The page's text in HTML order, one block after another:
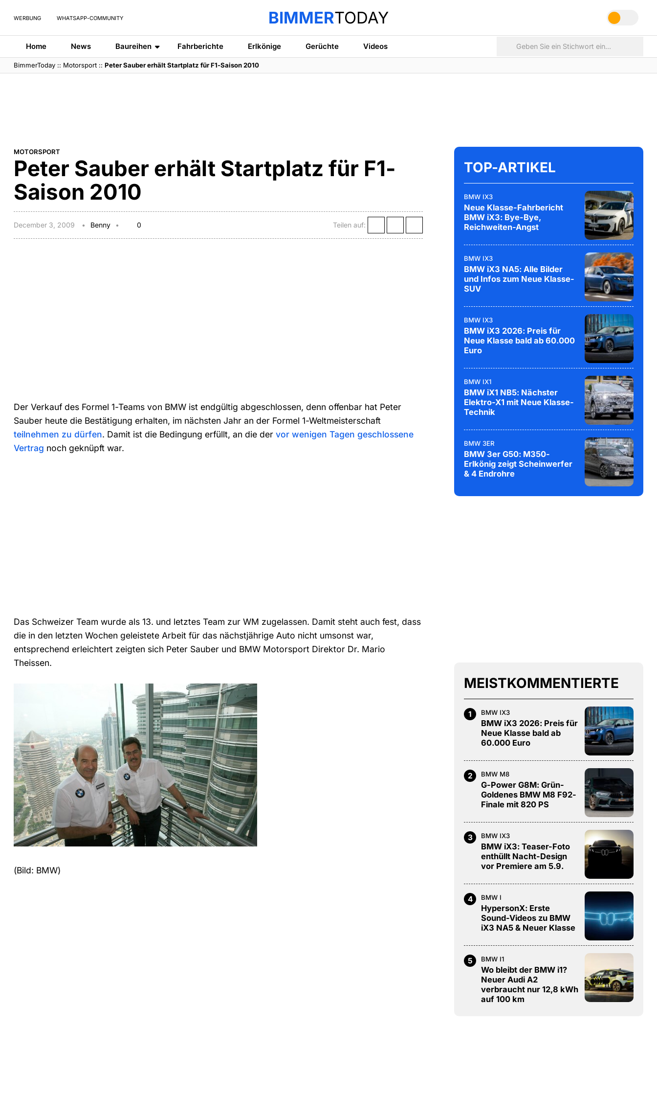
WERBUNG WHATSAPP-COMMUNITY BIMMERTODAY
Home News Baureihen Fahrberichte Erlkönige Gerüchte Videos
BimmerToday :: Motorsport ::Peter Sauber erhält Startplatz für F1-Saison 2010
MOTORSPORT
Peter Sauber erhält Startplatz für F1-
Saison 2010
December 3, 2009 Benny 0 Teilen auf:
Der Verkauf des Formel 1-Teams von BMW ist endgültig abgeschlossen, denn offenbar hat Peter
Sauber heute die Bestätigung erhalten, im nächsten Jahr an der Formel 1-Weltmeisterschaft
teilnehmen zu dürfen. Damit ist die Bedingung erfüllt, an die dervor wenigen Tagen geschlossene
Vertrag noch geknüpft war.
Das Schweizer Team wurde als 13. und letztes Team zur WM zugelassen. Damit steht auch fest, dass
die in den letzten Wochen geleistete Arbeit für das nächstjährige Auto nicht umsonst war,
entsprechend erleichtert zeigten sich Peter Sauber und BMW Motorsport Direktor Dr. Mario
Theissen.
(Bild: BMW)
TOP-ARTIKEL
BMW IX3
Neue Klasse-Fahrbericht
BMW iX3: Bye-Bye,
Reichweiten-Angst
BMW IX3
BMW iX3 NA5: Alle Bilder
und Infos zum Neue Klasse-
SUV
BMW IX3
BMW iX3 2026: Preis für
Neue Klasse bald ab 60.000
Euro
BMW IX1
BMW iX1 NB5: Nächster
Elektro-X1 mit Neue Klasse-
Technik
BMW 3ER
BMW 3er G50: M350-
Erlkönig zeigt Scheinwerfer
& 4 Endrohre
MEISTKOMMENTIERTE
1 BMW IX3
BMW iX3 2026: Preis für
Neue Klasse bald ab
60.000 Euro
2 BMW M8
G-Power G8M: Grün-
Goldenes BMW M8 F92-
Finale mit 820 PS
3 BMW IX3
BMW iX3: Teaser-Foto
enthüllt Nacht-Design
vor Premiere am 5.9.
4 BMW I
HypersonX: Erste
Sound-Videos zu BMW
iX3 NA5 & Neuer Klasse
5 BMW I1
Wo bleibt der BMW i1?
Neuer Audi A2
verbraucht nur 12,8 kWh
auf 100 km